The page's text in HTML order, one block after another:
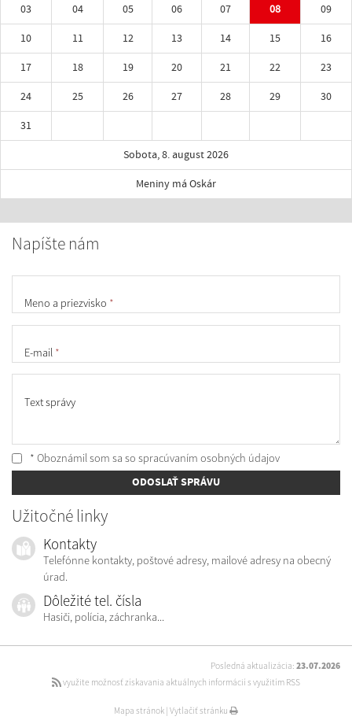
03
04 05 06 07 08
09
10
11 12 13 14 15
16
17
18 19 20 21 22
23
24
25 26 27 28 29
30
31
Sobota, 8. august 2026
Meniny má Oskár
Napíšte nám
Meno a priezvisko *
E-mail *
Text správy
* Oboznámil som sa so spracúvaním osobných údajov
ODOSLAŤ SPRÁVU
Užitočné linky
Kontakty
Telefónne kontakty, poštové adresy, mailové adresy na obecný
úrad.
Dôležité tel. čísla
Hasiči, polícia, záchranka...
Posledná aktualizácia: 23.07.2026
využite možnosť získavania aktuálnych informácií s využitím RSS
Mapa stránok Vytlačiť stránku